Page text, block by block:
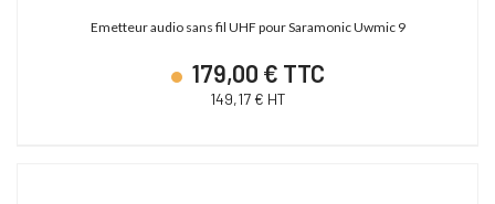
Emetteur audio sans fil UHF pour Saramonic Uwmic 9
179,00 € TTC
149,17 € HT